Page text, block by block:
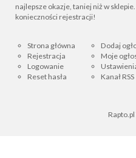
najlepsze okazje, taniej niż w
konieczności rejestracji!
Strona główna
Rejestracja
Logowanie
Reset hasła
Dodaj
Moje
Kanał RSS